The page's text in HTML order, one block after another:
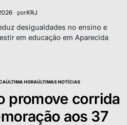
porKRJ
desigualdades no ensino e
em educação em Aparecida
ÚLTIMA HORAÚLTIMAS NOTÍCIAS
promove corrida
aos 37